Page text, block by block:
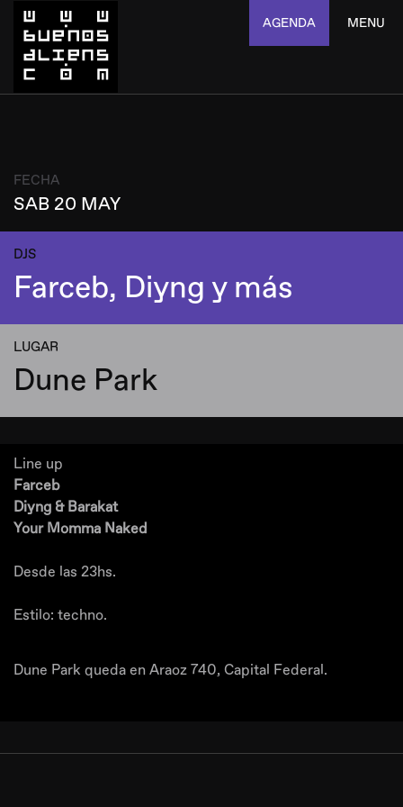
AGENDA MENU
FECHA
SAB 20 MAY
DJS
Farceb, Diyng y más
LUGAR
Dune Park
Line up
Farceb
Diyng & Barakat
Your Momma Naked
Desde las 23hs.
Estilo: techno.
Dune Park queda en Araoz 740, Capital Federal.